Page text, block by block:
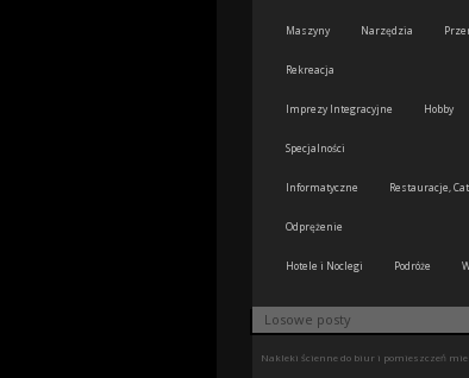
Maszyny Narzędzia
Rekreacja
Imprezy Integracyjne Hobby
Specjalności
Informatyczne Restauracje,
Odprężenie
Hotele i Noclegi Podróże
Losowe posty
Nakleki ścienne do biur i pomieszczeń